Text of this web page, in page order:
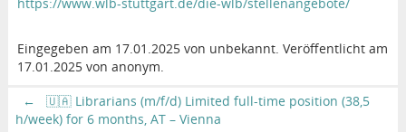
Eingegeben am 17.01.2025 von unbekannt. Veröffentlicht am
17.01.2025 von anonym.
←
🇺🇦 Librarians (m/f/d) Limited full-time position (38,5
h/week) for 6 months, AT – Vienna